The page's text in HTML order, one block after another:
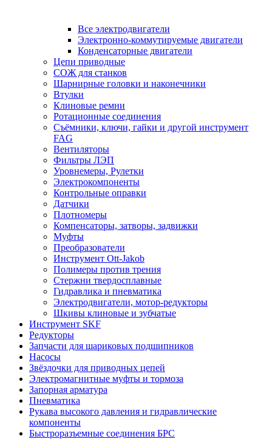
Все электродвигатели
Электронно-коммутируемые двигатели
Конденсаторные двигатели
Цепи приводные
СОЖ для станков
Шарнирные головки и наконечники
Втулки
Клиновые ремни
Ротационные соединения
Съёмники, ключи, гайки и другой инструмент
FAG
Вентиляторы
Фильтры ЛЭП
Уровнемеры, Рулетки
Электрокомпоненты
Контрольные оправки
Датчики
Плотномеры
Компенсаторы, затворы, задвижки
Муфты
Преобразователи
Инструмент Ott-Jakob
Полимеры против трения
Стержни твердосплавные
Гидравлика и пневматика
Электродвигатели, мотор-редукторы
Шкивы клиновые и зубчатые
Инструмент SKF
Редукторы
Запчасти для шариковых подшипников
Насосы
Звёздочки для приводных цепей
Электромагнитные муфты и тормоза
Запорная арматура
Пневматика
Рукава высокого давления и гидравлические
компоненты
Быстроразъемные соединения БРС